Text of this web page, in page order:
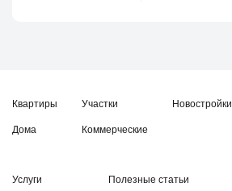
Квартиры
Дома
Участки
Коммерческие
Новостройки
Услуги Полезные статьи